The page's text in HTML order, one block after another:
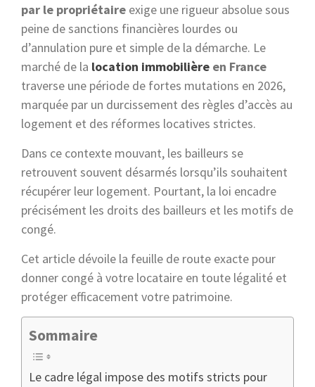
par le propriétaire exige une rigueur absolue sous
peine de sanctions financières lourdes ou
d’annulation pure et simple de la démarche. Le
marché de la location immobilière en France
traverse une période de fortes mutations en 2026,
marquée par un durcissement des règles d’accès au
logement et des réformes locatives strictes.
Dans ce contexte mouvant, les bailleurs se
retrouvent souvent désarmés lorsqu’ils souhaitent
récupérer leur logement. Pourtant, la loi encadre
précisément les droits des bailleurs et les motifs de
congé.
Cet article dévoile la feuille de route exacte pour
donner congé à votre locataire en toute légalité et
protéger efficacement votre patrimoine.
Sommaire
Le cadre légal impose des motifs stricts pour